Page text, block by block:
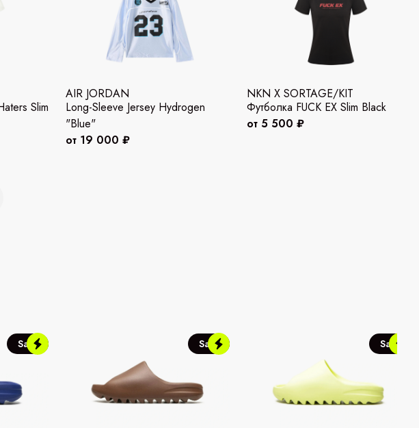
Slim
AIR JORDAN
Long-Sleeve Jersey Hydrogen
"Blue"
от 19 000 ₽
NKN X SORTAGE/KIT
Футболка FUCK EX Slim Black
от 5 500 ₽
Sale Sale Sale